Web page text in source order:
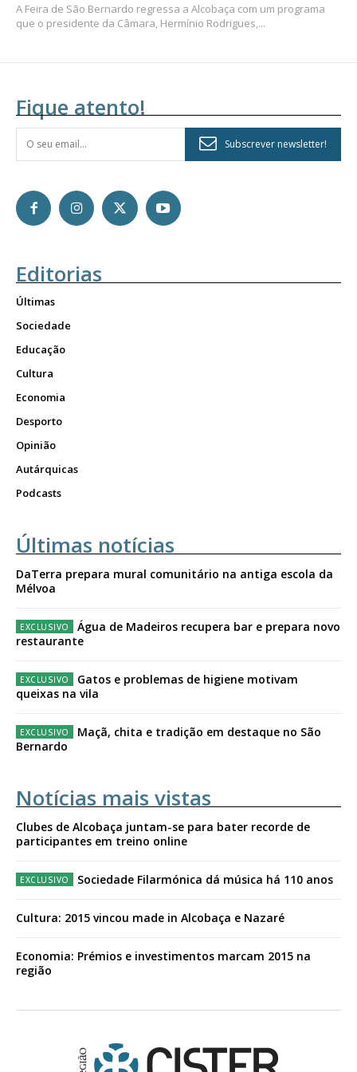
A Feira de São Bernardo regressa a Alcobaça com um programa
que o presidente da Câmara, Hermínio Rodrigues,...
Fique atento!
Subscrever newsletter!
Editorias
Últimas
Sociedade
Educação
Cultura
Economia
Desporto
Opinião
Autárquicas
Podcasts
Últimas notícias
DaTerra prepara mural comunitário na antiga escola da
Mélvoa
Água de Madeiros recupera bar e prepara novo
restaurante
Gatos e problemas de higiene motivam
queixas na vila
Maçã, chita e tradição em destaque no São
Bernardo
Notícias mais vistas
Clubes de Alcobaça juntam-se para bater recorde de
participantes em treino online
Sociedade Filarmónica dá música há 110 anos
Cultura: 2015 vincou made in Alcobaça e Nazaré
Economia: Prémios e investimentos marcam 2015 na
região